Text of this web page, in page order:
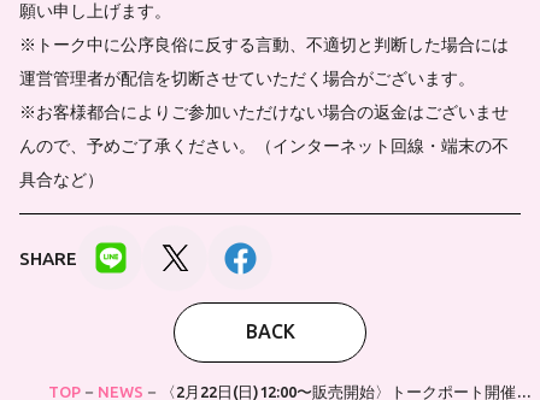
願い申し上げます。
※トーク中に公序良俗に反する言動、不適切と判断した場合には
運営管理者が配信を切断させていただく場合がございます。
※お客様都合によりご参加いただけない場合の返金はございませ
んので、予めご了承ください。（インターネット回線・端末の不
具合など）
SHARE
BACK
TOP NEWS 〈2月22日(日)12:00〜販売開始〉トークポート開催決